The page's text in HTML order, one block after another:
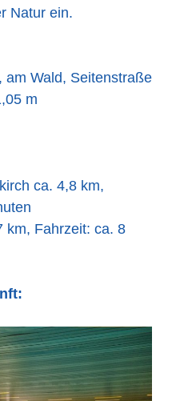
Natur ein.
am Wald, Seitenstraße
m
ca. 4,8 km,
km, Fahrzeit: ca. 8